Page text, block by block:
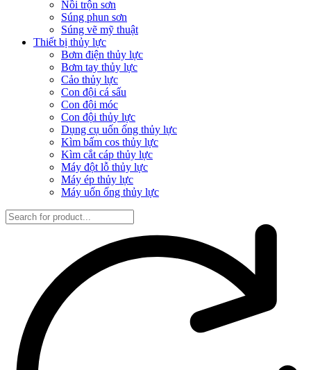
Nồi trộn sơn
Súng phun sơn
Súng vẽ mỹ thuật
Thiết bị thủy lực
Bơm điện thủy lực
Bơm tay thủy lực
Cảo thủy lực
Con đội cá sấu
Con đội móc
Con đội thủy lực
Dụng cụ uốn ống thủy lực
Kìm bấm cos thủy lực
Kìm cắt cáp thủy lực
Máy đột lỗ thủy lực
Máy ép thủy lực
Máy uốn ống thủy lực